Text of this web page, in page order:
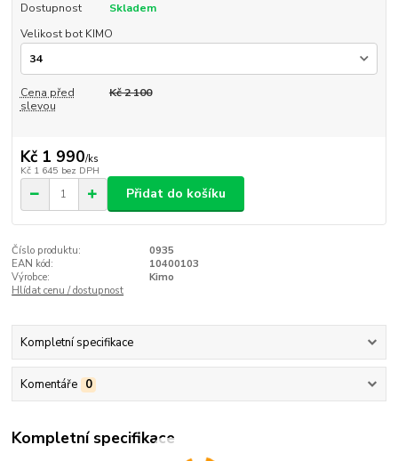
Dostupnost
Skladem
Velikost bot KIMO
Cena před
slevou
Kč 2 100
Kč 1 990/ks
Kč 1 645 bez DPH
Přidat do košíku
Číslo produktu:
0935
EAN kód:
10400103
Výrobce:
Kimo
Hlídat cenu / dostupnost
Kompletní specifikace
Komentáře 0
Kompletní specifikace